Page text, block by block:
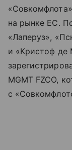
на рынке ЕС.
«Лаперуз»,
и «Кристоф де
MGMT FZCO,
с